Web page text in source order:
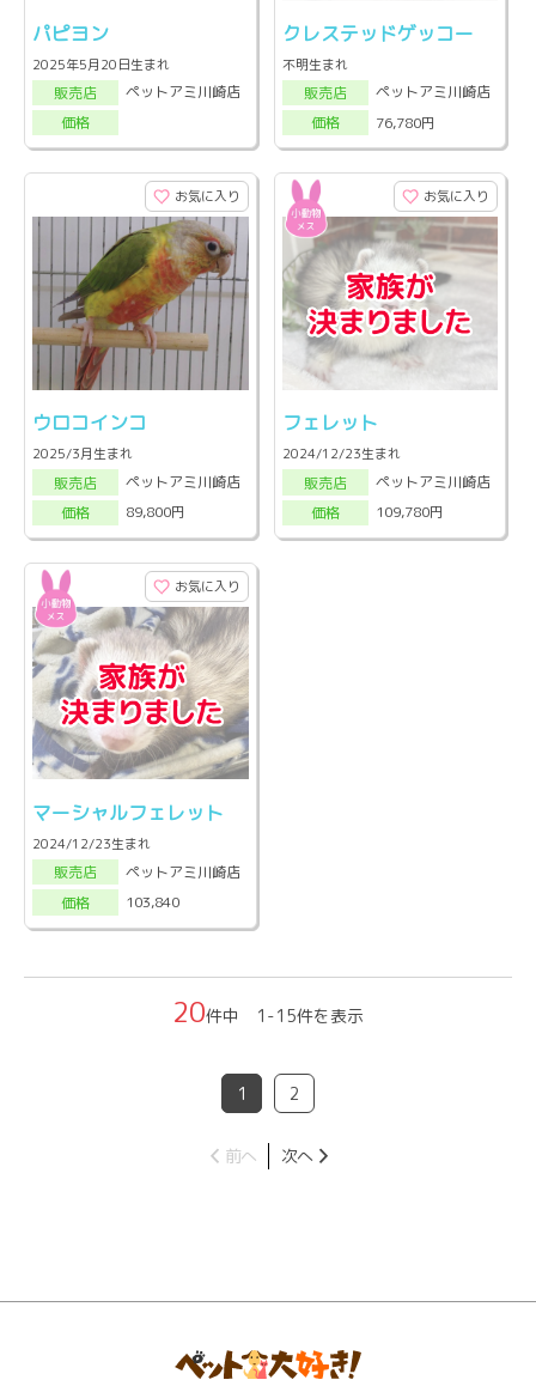
パピヨン
2025年5月20日生まれ
販売店
ペットアミ川崎店
価格
クレステッドゲッコー
不明生まれ
販売店
ペットアミ川崎店
価格
76,780円
お気に入り
ウロコインコ
2025/3月生まれ
販売店
ペットアミ川崎店
価格
89,800円
お気に入り
フェレット
2024/12/23生まれ
販売店
ペットアミ川崎店
価格
109,780円
お気に入り
マーシャルフェレット
2024/12/23生まれ
販売店
ペットアミ川崎店
価格
103,840
20件中 1-15件を表示
1 2
前へ 次へ